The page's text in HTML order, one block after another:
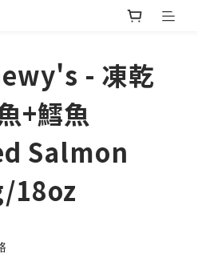
- 凍乾
+鱈魚
Salmon
18oz